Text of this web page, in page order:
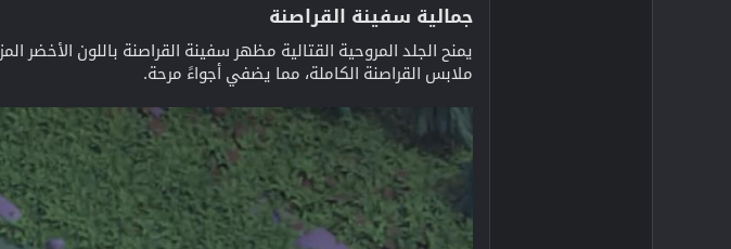
جمالية سفينة القراصنة
ملابس القراصنة الكاملة، مما يضفي أجواءً مرحة.